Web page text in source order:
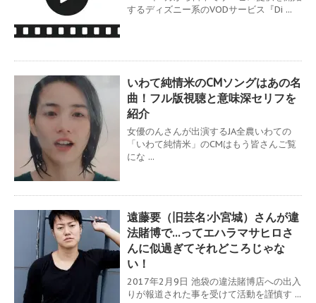
するディズニー系のVODサービス『Di ...
いわて純情米のCMソングはあの名
曲！フル版視聴と意味深セリフを
紹介
女優のんさんが出演するJA全農いわての
「いわて純情米」のCMはもう皆さんご覧
にな ...
遠藤要（旧芸名:小宮城）さんが違
法賭博で…ってエハラマサヒロさ
んに似過ぎてそれどころじゃな
い！
2017年2月9日 池袋の違法賭博店への出入
りが報道された事を受けて活動を謹慎す ...